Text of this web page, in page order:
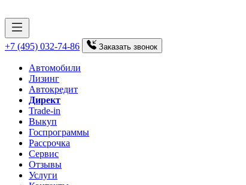
+7 (495) 032-74-86 Заказать звонок
Автомобили
Лизинг
Автокредит
Директ
Trade-in
Выкуп
Госпрограммы
Рассрочка
Сервис
Отзывы
Услуги